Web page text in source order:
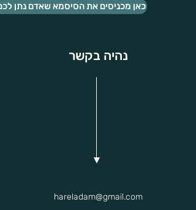
כאן מכניסים את הסיסמא שאדם נתן
נהיה בקשר
hareladam@gmail.com